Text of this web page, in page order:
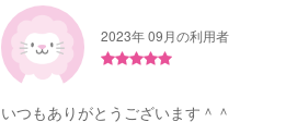
2023年 09月の利用者
いつもありがとうございます＾＾